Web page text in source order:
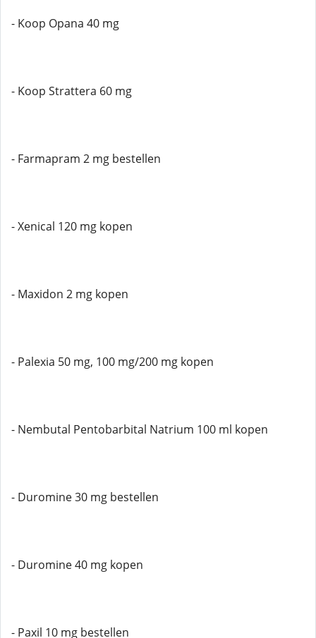
- Koop Opana 40 mg
- Koop Strattera 60 mg
- Farmapram 2 mg bestellen
- Xenical 120 mg kopen
- Maxidon 2 mg kopen
- Palexia 50 mg, 100 mg/200 mg kopen
- Nembutal Pentobarbital Natrium 100 ml kopen
- Duromine 30 mg bestellen
- Duromine 40 mg kopen
- Paxil 10 mg bestellen